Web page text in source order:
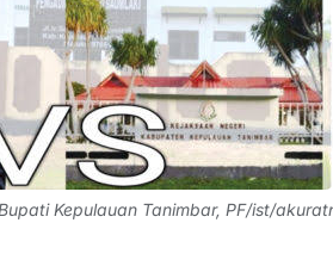
Kepulauan Tanimbar, PF/ist/